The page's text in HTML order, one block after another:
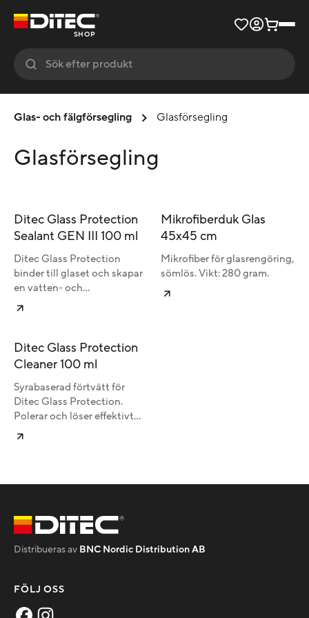
SHOP
Glas- och fälgförsegling Glasförsegling
Glasförsegling
Ditec Glass Protection
Sealant GEN III 100 ml
Ditec Glass Protection
binder till glaset och skapar
en vatten- och
smutsavvisande yta.
Mikrofiberduk Glas
45x45 cm
Mikrofiber för glasrengöring,
sömlös. Vikt: 280 gram.
Ditec Glass Protection
Cleaner 100 ml
Syrabaserad förtvätt för
Ditec Glass Protection.
Polerar och löser effektivt
smuts, beläggningar och
Distribueras av BNC Nordic Distribution AB
FÖLJ OSS